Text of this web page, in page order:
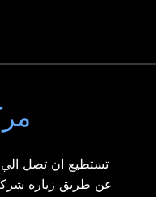
تستطيع ان تصل
عن طريق زياره